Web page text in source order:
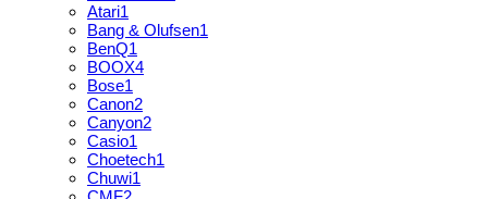
Atari1
Bang & Olufsen1
BenQ1
BOOX4
Bose1
Canon2
Canyon2
Casio1
Choetech1
Chuwi1